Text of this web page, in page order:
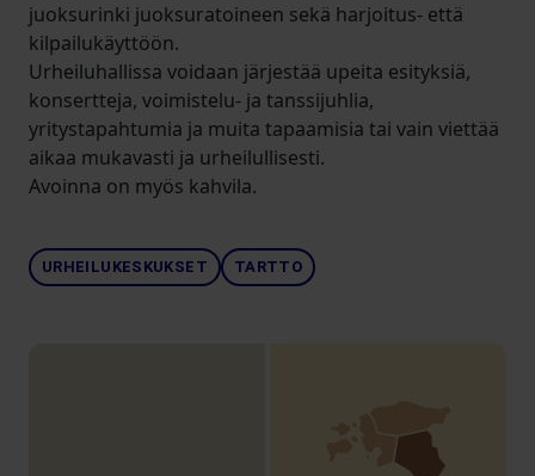
juoksurinki juoksuratoineen sekä harjoitus- että
kilpailukäyttöön.
Urheiluhallissa voidaan järjestää upeita esityksiä,
konsertteja, voimistelu- ja tanssijuhlia,
yritystapahtumia ja muita tapaamisia tai vain viettää
aikaa mukavasti ja urheilullisesti.
Avoinna on myös kahvila.
URHEILUKESKUKSET TARTTO